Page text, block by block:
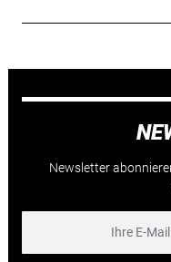
Newsletter